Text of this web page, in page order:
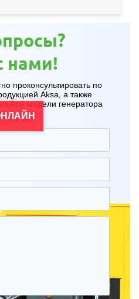
нами!
проконсультировать по
Aksa, а также
модели генератора